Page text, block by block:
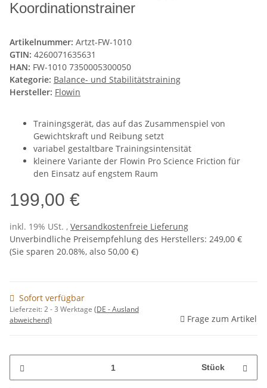
Koordinationstrainer
Artikelnummer: Artzt-FW-1010
GTIN: 4260071635631
HAN: FW-1010 7350005300050
Kategorie: Balance- und Stabilitätstraining
Hersteller: Flowin
Trainingsgerät, das auf das Zusammenspiel von
Gewichtskraft und Reibung setzt
variabel gestaltbare Trainingsintensität
kleinere Variante der Flowin Pro Science Friction für
den Einsatz auf engstem Raum
199,00 €
inkl. 19% USt. , Versandkostenfreie Lieferung
Unverbindliche Preisempfehlung des Herstellers: 249,00 €
(Sie sparen 20.08%, also 50,00 €)
Sofort verfügbar
Lieferzeit:2 - 3 Werktage (DE - Ausland
abweichend)
Frage zum Artikel
Stück